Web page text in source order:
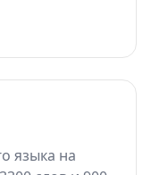
языка на